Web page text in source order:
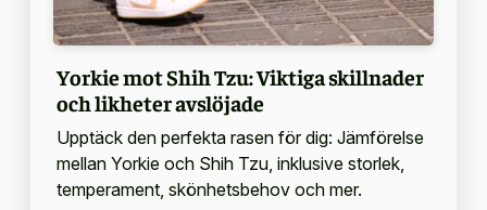
Yorkie mot Shih Tzu: Viktiga skillnader
och likheter avslöjade
Upptäck den perfekta rasen för dig: Jämförelse
mellan Yorkie och Shih Tzu, inklusive storlek,
temperament, skönhetsbehov och mer.